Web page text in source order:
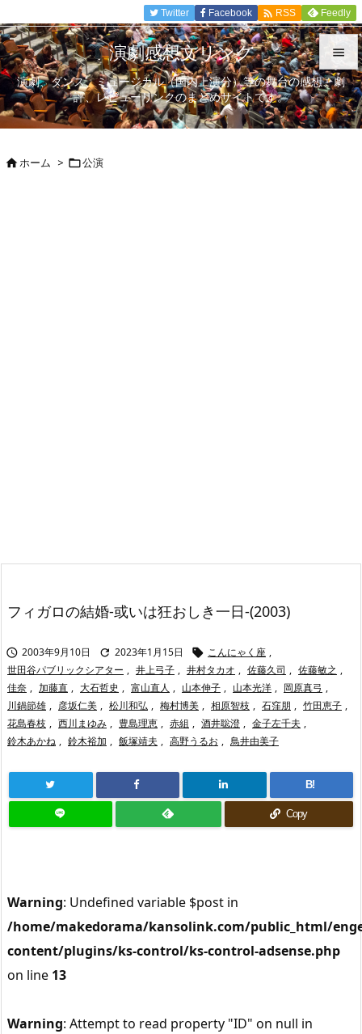


メニュ

Twitter Facebook  RSS Feedly
演劇感想文リンク
演劇、ダンス、ミュージカル（国内上演分）等の舞台の感想、劇
評、レビューリンクのまとめサイトです。
ホーム > 公演
フィガロの結婚-或いは狂おしき一日-(2003)
 2003年9月10日  2023年1月15日  こんにゃく座 ,
世田谷パブリックシアター , 井上弓子 , 井村タカオ , 佐藤久司 , 佐藤敏之 ,
佳奈 , 加藤直 , 大石哲史 , 富山直人 , 山本伸子 , 山本光洋 , 岡原真弓 ,
川鍋節雄 , 彦坂仁美 , 松川和弘 , 梅村博美 , 相原智枝 , 石窪朋 , 竹田恵子 ,
花島春枝 , 西川まゆみ , 豊島理恵 , 赤組 , 酒井聡澄 , 金子左千夫 ,
鈴木あかね , 鈴木裕加 , 飯塚靖夫 , 高野うるお , 鳥井由美子
B!
Copy
Warning: Undefined variable $post in
/home/makedorama/kansolink.com/public_html/
content/plugins/ks-control/ks-control-adsense.php
on line 13
Warning: Attempt to read property "ID" on null in